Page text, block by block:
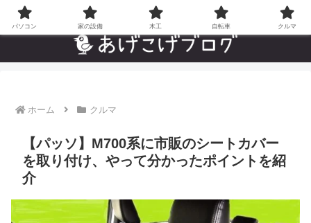
自分でやった”あんなことやこんなこと”の趣味ブログ
ホーム クルマ
【パッソ】M700系に市販のシートカバー
を取り付け、やって分かったポイントを紹
介
パソコン 家の設備 木工 自転車 クルマ